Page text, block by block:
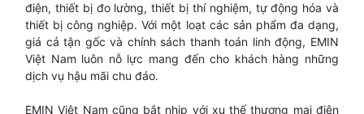
điện, thiết bị đo lường, thiết bị thí nghiệm, tự động hóa và
thiết bị công nghiệp. Với một loạt các sản phẩm đa dạng,
giá cả tận gốc và chính sách thanh toán linh động, EMIN
Việt Nam luôn nỗ lực mang đến cho khách hàng những
dịch vụ hậu mãi chu đáo.
EMIN Việt Nam cũng bắt nhịp với xu thế thương mại điện